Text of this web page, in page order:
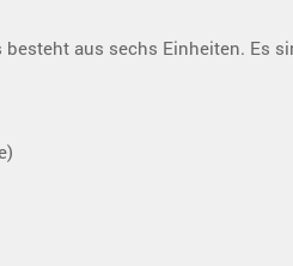
aus sechs Einheiten. Es